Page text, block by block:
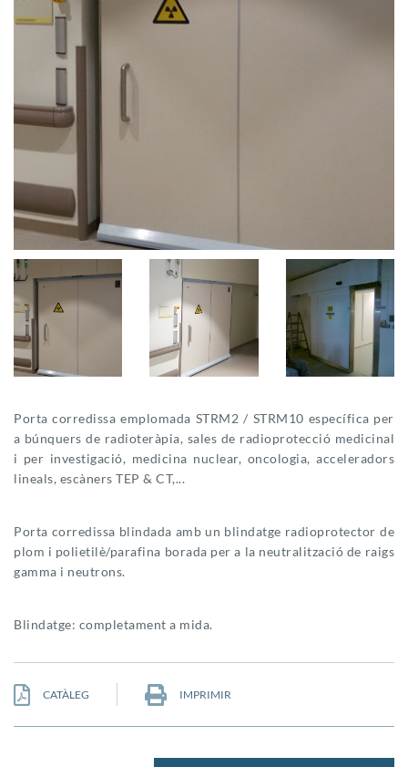
Porta corredissa emplomada STRM2 / STRM10 específica per
a búnquers de radioteràpia, sales de radioprotecció medicinal
i per investigació, medicina nuclear, oncologia, acceleradors
lineals, escàners TEP & CT,...
Porta corredissa blindada amb un blindatge radioprotector de
plom i polietilè/parafina borada per a la neutralització de raigs
gamma i neutrons.
Blindatge: completament a mida.
CATÀLEG IMPRIMIR